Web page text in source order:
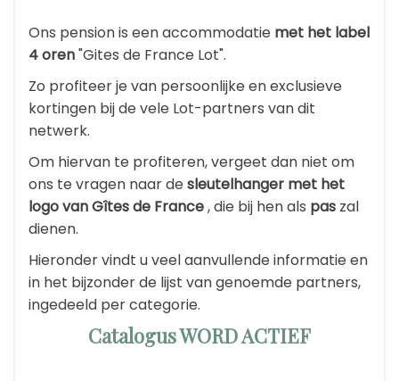
Ons pension is een accommodatie met het label
4 oren"Gites de France Lot".
Zo profiteer je van persoonlijke en exclusieve
kortingen bij de vele Lot-partners van dit
netwerk.
Om hiervan te profiteren, vergeet dan niet om
ons te vragen naar de sleutelhanger met het
logo van Gîtes de France, die bij hen als pas zal
dienen.
Hieronder vindt u veel aanvullende informatie en
in het bijzonder de lijst van genoemde partners,
ingedeeld per categorie.
Catalogus WORD ACTIEF